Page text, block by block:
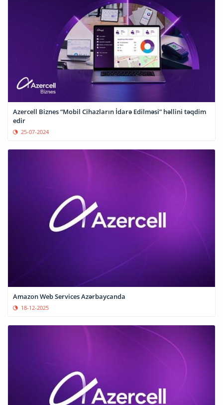
Azercell Biznes “Mobil Cihazların İdarə Edilməsi” həllini təqdim
edir
25-07-2024
Amazon Web Services Azərbaycanda
18-12-2025